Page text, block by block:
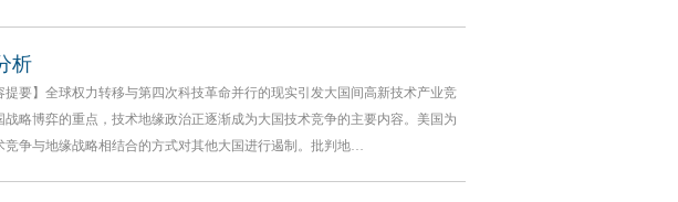
析
要】全球权力转移与第四次科技革命并行的现实引发大国间高新技术产业竞
略博弈的重点，技术地缘政治正逐渐成为大国技术竞争的主要内容。美国为
争与地缘战略相结合的方式对其他大国进行遏制。批判地…